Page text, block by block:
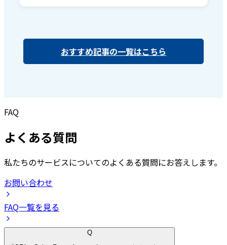
おすすめ記事の一覧はこちら
FAQ
よくある質問
私たちのサービスについてのよくある質問にお答えします。
お問い合わせ
FAQ一覧を見る
Q